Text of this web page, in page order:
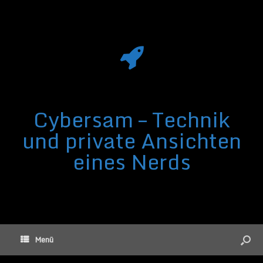
Cybersam – Technik
und private Ansichten
eines Nerds
Menü